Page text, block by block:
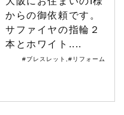
からの御依頼です。
サファイヤの指輪２
本とホワイト....
#ブレスレット #リフォーム